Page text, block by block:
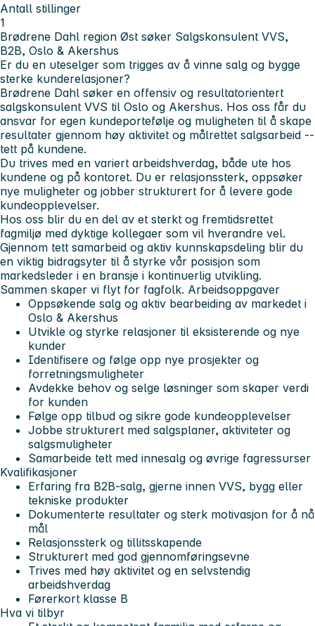
Antall stillinger
1
Brødrene Dahl region Øst søker Salgskonsulent VVS,
B2B, Oslo & Akershus
Er du en uteselger som trigges av å vinne salg og bygge
sterke kunderelasjoner?
Brødrene Dahl søker en offensiv og resultatorientert
salgskonsulent VVS til Oslo og Akershus. Hos oss får du
ansvar for egen kundeportefølje og muligheten til å skape
resultater gjennom høy aktivitet og målrettet salgsarbeid --
tett på kundene.
Du trives med en variert arbeidshverdag, både ute hos
kundene og på kontoret. Du er relasjonssterk, oppsøker
nye muligheter og jobber strukturert for å levere gode
kundeopplevelser.
Hos oss blir du en del av et sterkt og fremtidsrettet
fagmiljø med dyktige kollegaer som vil hverandre vel.
Gjennom tett samarbeid og aktiv kunnskapsdeling blir du
en viktig bidragsyter til å styrke vår posisjon som
markedsleder i en bransje i kontinuerlig utvikling.
Sammen skaper vi flyt for fagfolk. Arbeidsoppgaver
Oppsøkende salg og aktiv bearbeiding av markedet i
Oslo & Akershus
Utvikle og styrke relasjoner til eksisterende og nye
kunder
Identifisere og følge opp nye prosjekter og
forretningsmuligheter
Avdekke behov og selge løsninger som skaper verdi
for kunden
Følge opp tilbud og sikre gode kundeopplevelser
Jobbe strukturert med salgsplaner, aktiviteter og
salgsmuligheter
Samarbeide tett med innesalg og øvrige fagressurser
Kvalifikasjoner
Erfaring fra B2B-salg, gjerne innen VVS, bygg eller
tekniske produkter
Dokumenterte resultater og sterk motivasjon for å nå
mål
Relasjonssterk og tillitsskapende
Strukturert med god gjennomføringsevne
Trives med høy aktivitet og en selvstendig
arbeidshverdag
Førerkort klasse B
Hva vi tilbyr